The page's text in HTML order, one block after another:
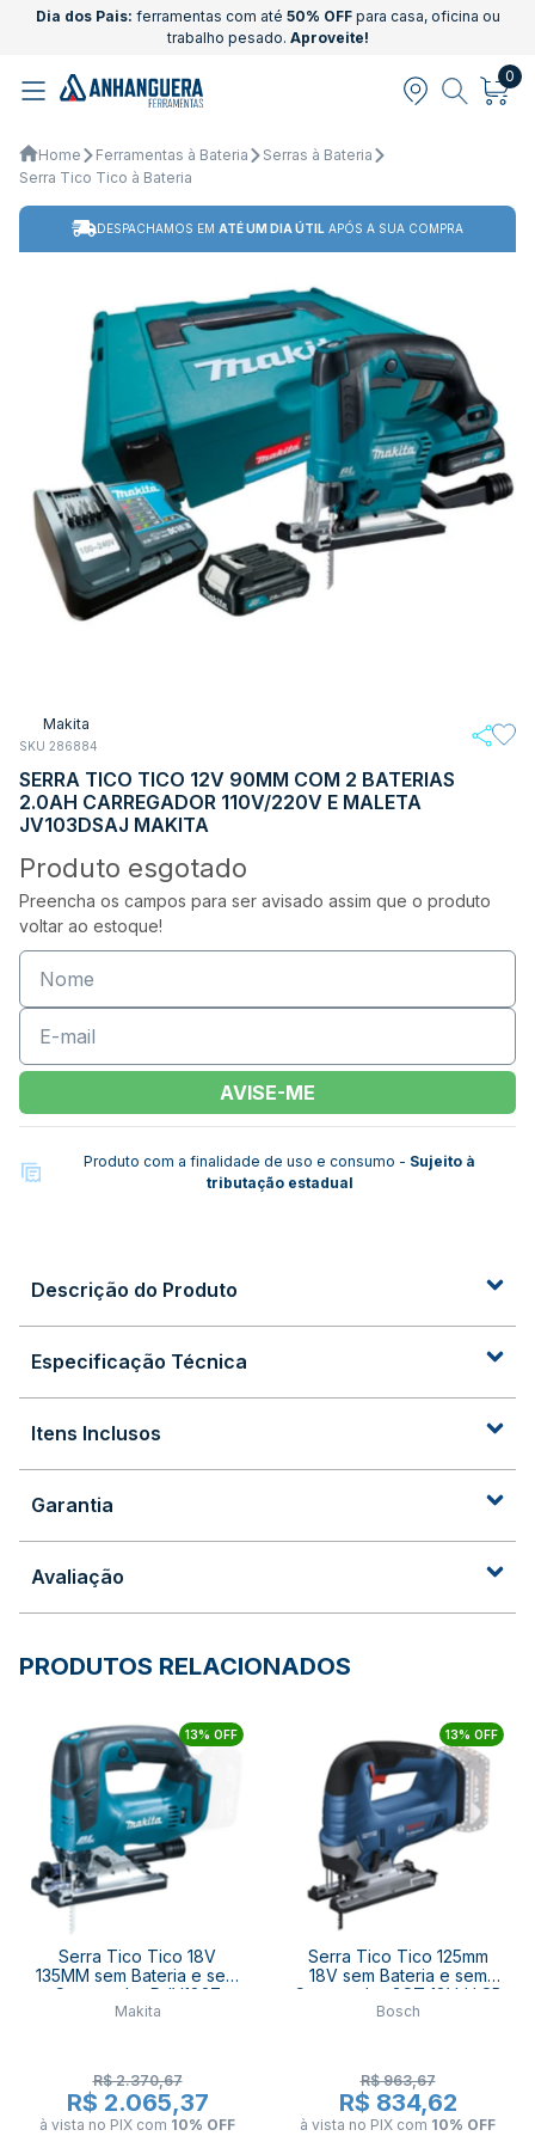
Dia dos Pais: ferramentas com até 50% OFFpara casa, oficina ou
trabalho pesado. Aproveite!
0
Home Ferramentas à Bateria
Serras à Bateria
Serra Tico Tico à Bateria
DESPACHAMOS EM ATÉ UM DIA ÚTIL APÓS A SUA COMPRA
Makita
SKU 286884
SERRA TICO TICO 12V 90MM COM 2 BATERIAS
2.0AH CARREGADOR 110V/220V E MALETA
JV103DSAJ MAKITA
Produto esgotado
Preencha os campos para ser avisado assim que o produto
voltar ao estoque!
AVISE-ME
Produto com a finalidade de uso e consumo - Sujeito à
tributação estadual
Descrição do Produto
Especificação Técnica
Itens Inclusos
Garantia
Avaliação
PRODUTOS RELACIONADOS
13% OFF
Serra Tico Tico 18V
135MM sem Bateria e sem
Carregador DJV182Z
MAKITA
Makita
R$ 2.370,67
R$ 2.065,37
à vista no PIX com 10% OFF
13% OFF
Serra Tico Tico 125mm
18V sem Bateria e sem
Carregador GST 18V-LI SB
BOSCH
Bosch
R$ 963,67
R$ 834,62
à vista no PIX com 10% OFF